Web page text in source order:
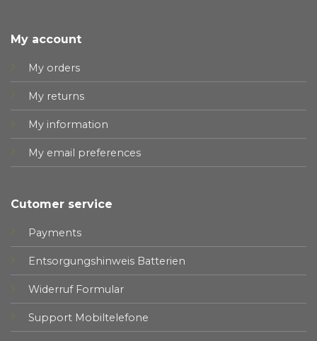
My account
My orders
My returns
My information
My email preferences
Cutomer service
Payments
Entsorgungshinweis Batterien
Widerruf Formular
Support Mobiltelefone